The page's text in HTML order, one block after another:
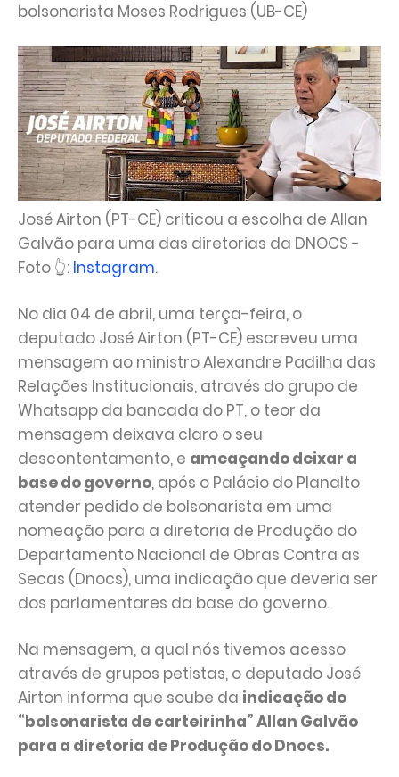
bolsonarista Moses Rodrigues (UB-CE)
José Airton (PT-CE) criticou a escolha de Allan
Galvão para uma das diretorias da DNOCS -
Foto 👆: Instagram.
No dia 04 de abril, uma terça-feira, o
deputado José Airton (PT-CE) escreveu uma
mensagem ao ministro Alexandre Padilha das
Relações Institucionais, através do grupo de
Whatsapp da bancada do PT, o teor da
mensagem deixava claro o seu
descontentamento, e ameaçando deixar a
base do governo, após o Palácio do Planalto
atender pedido de bolsonarista em uma
nomeação para a diretoria de Produção do
Departamento Nacional de Obras Contra as
Secas (Dnocs), uma indicação que deveria ser
dos parlamentares da base do governo.
Na mensagem, a qual nós tivemos acesso
através de grupos petistas, o deputado José
Airton informa que soube da indicação do
“bolsonarista de carteirinha” Allan Galvão
para a diretoria de Produção do Dnocs.